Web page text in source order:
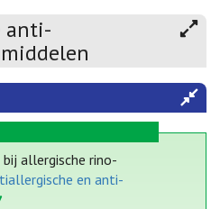
anti-
allergische rino-
en anti-